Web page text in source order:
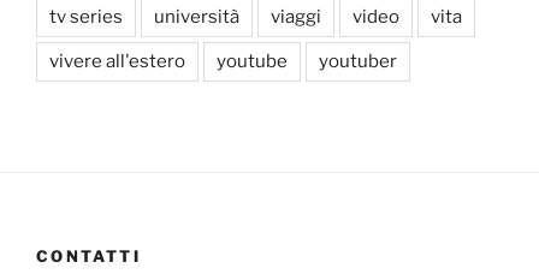
tv series università viaggi video vita
vivere all'estero youtube youtuber
CONTATTI